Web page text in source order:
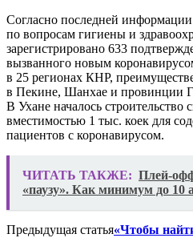
Согласно последней информации
по вопросам гигиены и
зарегистрировано 633
вызванного новым
в 25 регионах КНР,
в Пекине, Шанхае и провинции
В Ухане началось
вместимостью 1 тыс. коек для
пациентов с коронавирусом.
ЧИТАТЬ ТАКЖЕ: Плей-
«паузу». Как минимум до 10
Предыдущая статья«Чтобы